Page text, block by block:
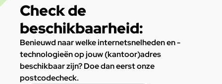
Check de
beschikbaarheid:
Benieuwd naar welke internetsnelheden en -
technologieën op jouw (kantoor)adres
beschikbaar zijn? Doe dan eerst onze
postcodecheck.